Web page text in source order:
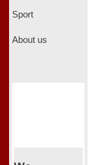
Sport
About us